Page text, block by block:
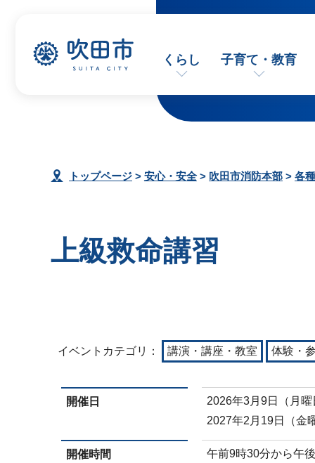
くらし 子育て・教育
トップページ > 安心・安全> 吹田市消防本部 > 各
上級救命講習
イベントカテゴリ： 講演・講座・教室 体験・
開催日
2026年3月9日（月
2027年2月19日（金
開催時間
午前9時30分から午